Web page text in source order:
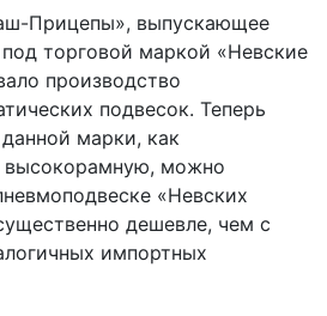
Прицепы», выпускающее
торговой маркой «Невские
производство
подвесок. Теперь
марки, как
высокорамную, можно
«Невских
дешевле, чем с
импортных